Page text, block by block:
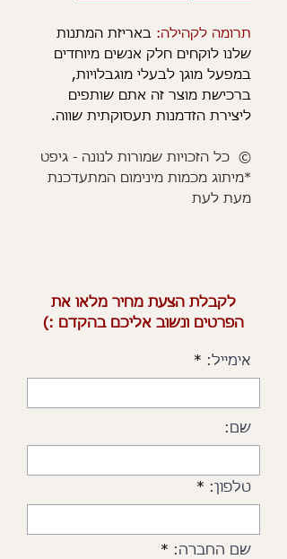
תרומה לקהילה: באריזת המתנות
שלנו לוקחים חלק אנשים מיוחדים
במפעל מוגן לבעלי מוגבלויות,
ברכישת מוצר זה אתם שותפים
ליצירת הזדמנות תעסוקתית שווה.
© כל הזכויות שמורות לנונה - גיפט
*מיתוג מכמות מינימום המתעדכנת
מעת לעת
לקבלת הצעת מחיר מלאו את
הפרטים ונשוב אליכם בהקדם :)
אימייל:
שם:
טלפון:
שם החברה: